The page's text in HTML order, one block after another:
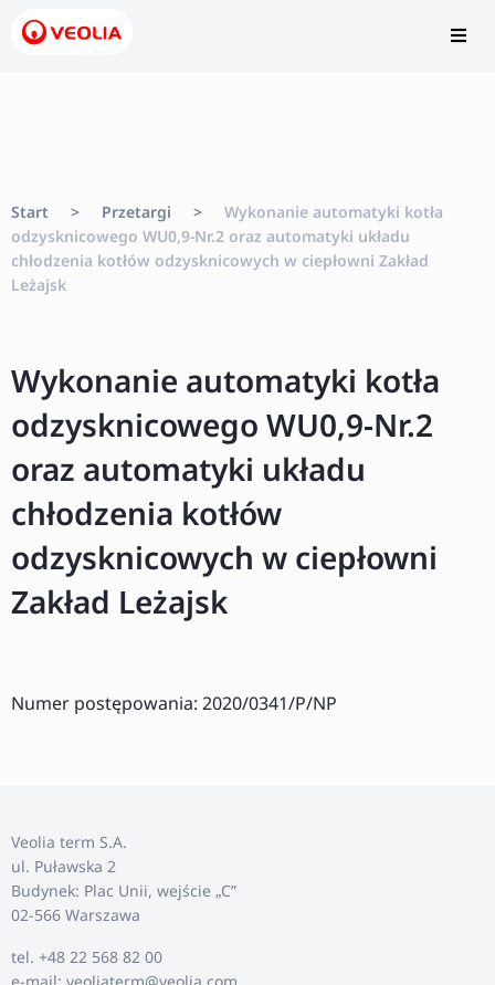
Start > Przetargi >
Wykonanie automatyki kotła
odzysknicowego WU0,9-Nr.2 oraz automatyki układu
chłodzenia kotłów odzysknicowych w ciepłowni Zakład
Leżajsk
Wykonanie automatyki kotła
odzysknicowego WU0,9-Nr.2
oraz automatyki układu
chłodzenia kotłów
odzysknicowych w ciepłowni
Zakład Leżajsk
Numer postępowania: 2020/0341/P/NP
Veolia term S.A.
ul. Puławska 2
Budynek: Plac Unii, wejście „C”
02-566 Warszawa
tel. +48 22 568 82 00